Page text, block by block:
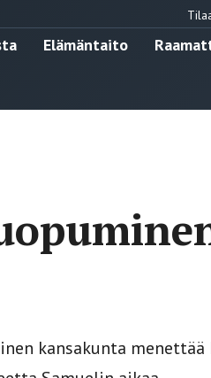
Elämäntaito
kansakunta menettää